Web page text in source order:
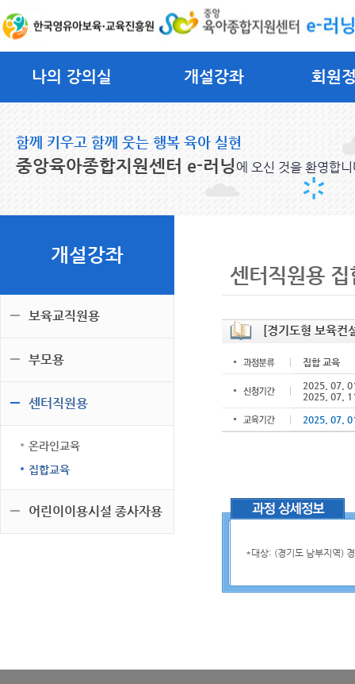
나의 강의실 개설강좌 회원
함께 키우고 함께 웃는 행복 육아 실현
중앙육아종합지원센터 e-러닝 에 오신 것을 환영합
개설강좌
보육교직원용
부모용
센터직원용
온라인교육
집합교육
어린이이용시설 종사자용
센터직원용
[경기도형 보육컨
집합 교육
2025. 07.
2025. 07.
2025. 07.
*대상: (경기도 남부지역)